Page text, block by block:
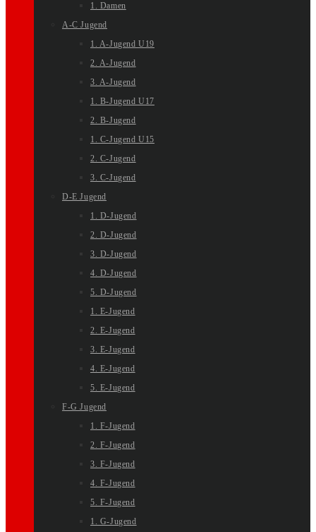
1. Damen
A-C Jugend
1. A-Jugend U19
2. A-Jugend
3. A-Jugend
1. B-Jugend U17
2. B-Jugend
1. C-Jugend U15
2. C-Jugend
3. C-Jugend
D-E Jugend
1. D-Jugend
2. D-Jugend
3. D-Jugend
4. D-Jugend
5. D-Jugend
1. E-Jugend
2. E-Jugend
3. E-Jugend
4. E-Jugend
5. E-Jugend
F-G Jugend
1. F-Jugend
2. F-Jugend
3. F-Jugend
4. F-Jugend
5. F-Jugend
1. G-Jugend